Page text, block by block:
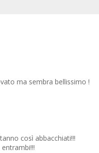
ma sembra bellissimo !
così abbacchiati!!!